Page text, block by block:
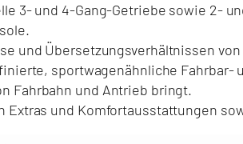
3- und 4-Gang-Getriebe sowie 2-
und Übersetzungsverhältnissen
sportwagenähnliche
Fahrbahn und Antrieb bringt.
Extras und Komfortausstattungen